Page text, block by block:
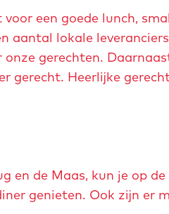
een goede lunch,
aantal lokale
gerechten.
gerecht. Heerlijke
en de Maas, kun je op
genieten. Ook zijn er